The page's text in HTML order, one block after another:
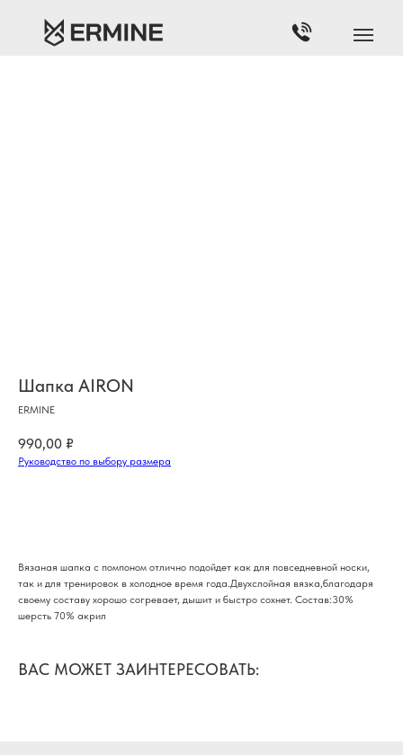
Шапка AIRON
ERMINE
990,00 ₽
Руководство по выбору размера
Вязаная шапка с помпоном отлично подойдет как для повседневной носки,
так и для тренировок в холодное время года.Двухслойная вязка,благодаря
своему составу хорошо согревает, дышит и быстро сохнет. Состав:30%
шерсть 70% акрил
ВАС МОЖЕТ ЗАИНТЕРЕСОВАТЬ: